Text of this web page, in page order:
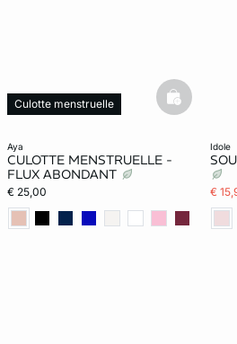
aya
CULOTTE MENSTRUELLE -
FLUX ABONDANT
€ 25,00
Culotte menstruelle
basketfull
idole
€